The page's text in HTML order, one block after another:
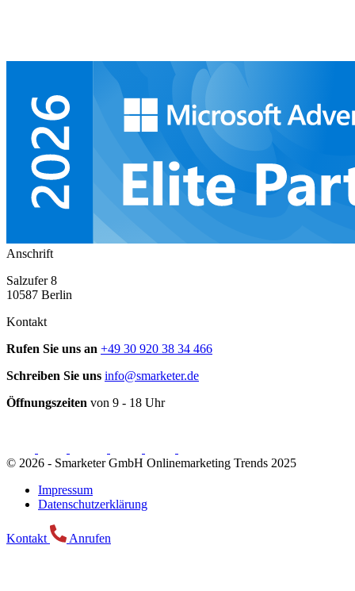
Anschrift
Salzufer 8
10587 Berlin
Kontakt
Rufen Sie uns an +49 30 920 38 34 466
Schreiben Sie uns info@smarketer.de
Öffnungszeiten von 9 - 18 Uhr
© 2026 - Smarketer GmbH Onlinemarketing Trends 2025
Impressum
Datenschutzerklärung
Kontakt Anrufen